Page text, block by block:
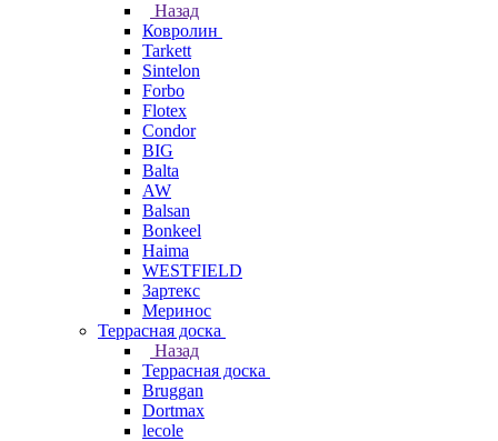
Назад
Ковролин
Tarkett
Sintelon
Forbo
Flotex
Condor
BIG
Balta
AW
Balsan
Bonkeel
Haima
WESTFIELD
Зартекс
Меринос
Террасная доска
Назад
Террасная доска
Bruggan
Dortmax
lecole